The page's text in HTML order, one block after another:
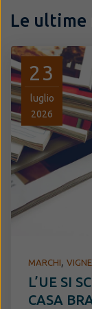
Le ultime
23
luglio
2026
MARCHI,
L’UE SI
CASA